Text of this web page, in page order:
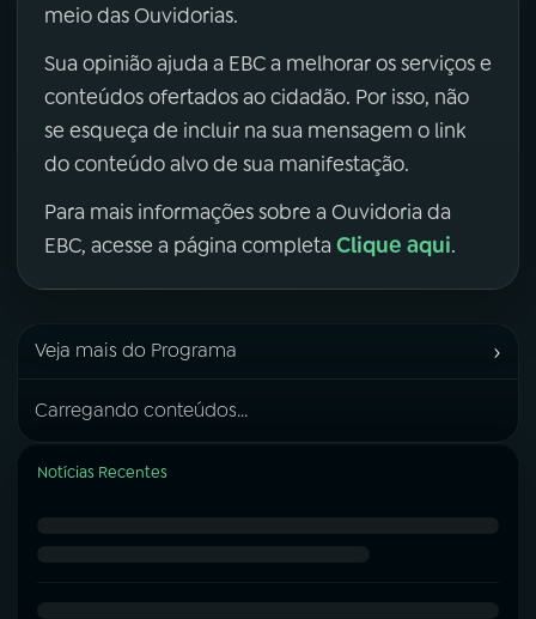
meio das Ouvidorias.
Sua opinião ajuda a EBC a melhorar os serviços e
conteúdos ofertados ao cidadão. Por isso, não
se esqueça de incluir na sua mensagem o link
do conteúdo alvo de sua manifestação.
Para mais informações sobre a Ouvidoria da
EBC, acesse a página completa Clique aqui.
Veja mais do Programa ›
Carregando conteúdos...
Notícias Recentes